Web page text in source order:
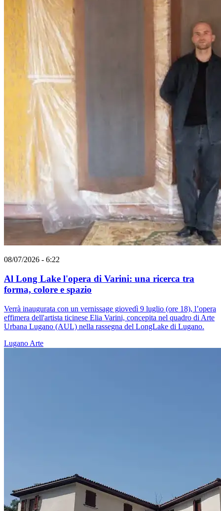
08/07/2026 - 6:22
Al Long Lake l'opera di Varini: una ricerca tra
forma, colore e spazio
Verrà inaugurata con un vernissage giovedì 9 luglio (ore 18), l’opera
effimera dell'artista ticinese Elia Varini, concepita nel quadro di Arte
Urbana Lugano (AUL) nella rassegna del LongLake di Lugano.
Lugano Arte